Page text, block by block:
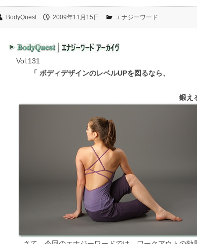
BodyQuest 2009年11月15日 エナジーワード
Vol.131
「 ボディデザインのレベルUPを図るなら、
鍛えるべきは体の